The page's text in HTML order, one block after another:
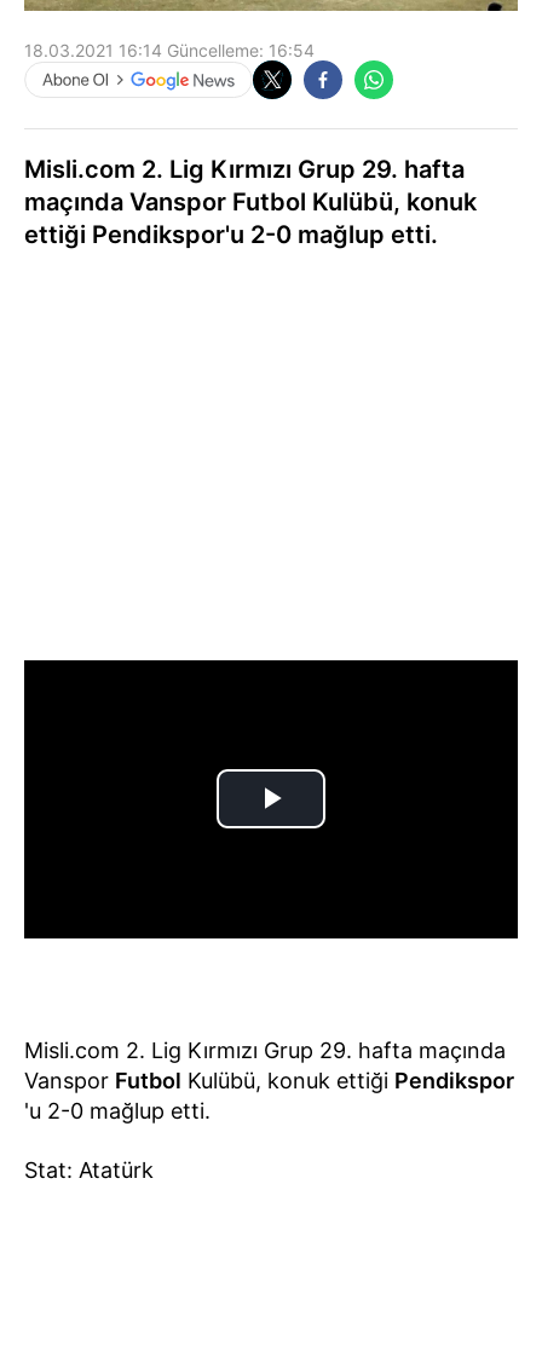
18.03.2021 16:14 Güncelleme: 16:54
Misli.com 2. Lig Kırmızı Grup 29. hafta
maçında Vanspor Futbol Kulübü, konuk
ettiği Pendikspor'u 2-0 mağlup etti.
Misli.com 2. Lig Kırmızı Grup 29. hafta maçında
Vanspor Futbol Kulübü, konuk ettiği Pendikspor
'u 2-0 mağlup etti.
Stat: Atatürk